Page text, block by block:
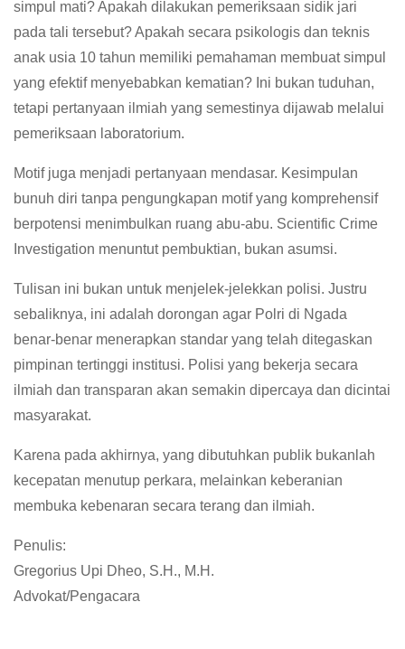
simpul mati? Apakah dilakukan pemeriksaan sidik jari
pada tali tersebut? Apakah secara psikologis dan teknis
anak usia 10 tahun memiliki pemahaman membuat simpul
yang efektif menyebabkan kematian? Ini bukan tuduhan,
tetapi pertanyaan ilmiah yang semestinya dijawab melalui
pemeriksaan laboratorium.
Motif juga menjadi pertanyaan mendasar. Kesimpulan
bunuh diri tanpa pengungkapan motif yang komprehensif
berpotensi menimbulkan ruang abu-abu. Scientific Crime
Investigation menuntut pembuktian, bukan asumsi.
Tulisan ini bukan untuk menjelek-jelekkan polisi. Justru
sebaliknya, ini adalah dorongan agar Polri di Ngada
benar-benar menerapkan standar yang telah ditegaskan
pimpinan tertinggi institusi. Polisi yang bekerja secara
ilmiah dan transparan akan semakin dipercaya dan dicintai
masyarakat.
Karena pada akhirnya, yang dibutuhkan publik bukanlah
kecepatan menutup perkara, melainkan keberanian
membuka kebenaran secara terang dan ilmiah.
Penulis:
Gregorius Upi Dheo, S.H., M.H.
Advokat/Pengacara